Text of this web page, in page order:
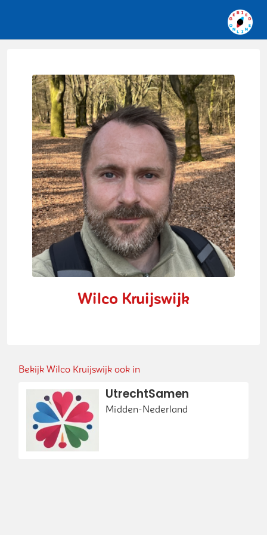
Wilco Kruijswijk
Bekijk Wilco Kruijswijk ook in
UtrechtSamen
Midden-Nederland